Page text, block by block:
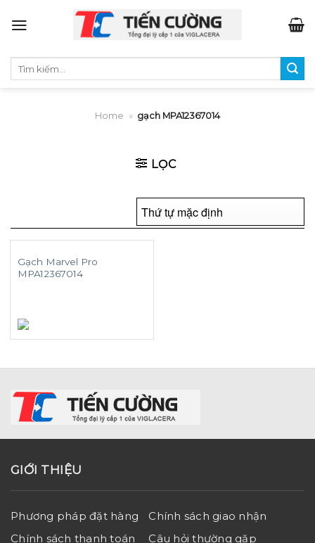
Home » gạch MPA12367014
LỌC
Gạch Marvel Pro
MPA12367014
GIỚI THIỆU
Phương pháp đặt hàng
Chính sách giao nhận
Chính sách thanh toán
Câu hỏi thường gặp